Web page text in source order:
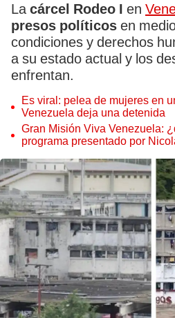
La cárcel Rodeo I en
presos políticos en
condiciones y derechos
a su estado actual y los
enfrentan.
Es viral: pelea de mujeres en
Venezuela deja una detenida
Gran Misión Viva Venezuela:
programa presentado por